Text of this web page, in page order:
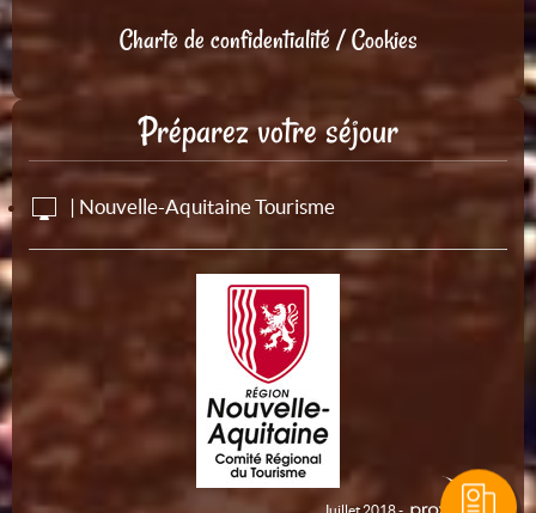
Charte de confidentialité / Cookies
Préparez votre séjour
| Nouvelle-Aquitaine Tourisme